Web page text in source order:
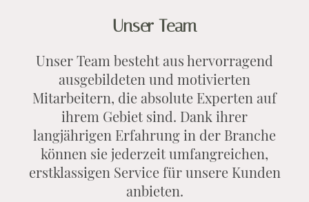
Unser Team
Unser Team besteht aus hervorragend
ausgebildeten und motivierten
Mitarbeitern, die absolute Experten auf
ihrem Gebiet sind. Dank ihrer
langjährigen Erfahrung in der Branche
können sie jederzeit umfangreichen,
erstklassigen Service für unsere Kunden
anbieten.